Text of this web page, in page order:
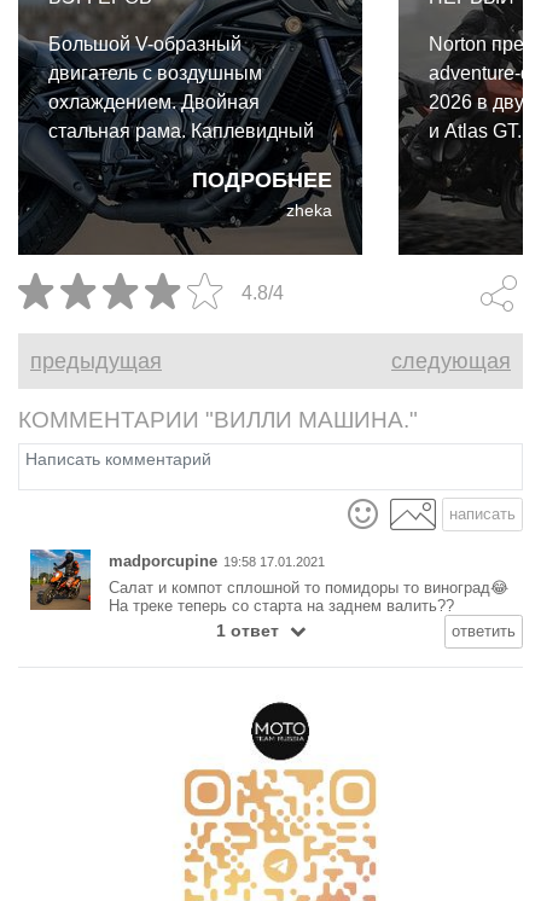
ПОДРОБНЕЕ
Большой V-образный
двигатель с воздушным
охлаждением. Двойная
стальная рама. Каплевидный
бензобак. Штанги толкателей.
Оребрение цилиндров.
Платформы для ног. И,
конечно, мощная
аудиосистема. Таков
традиционный портрет
классического бэггера. Именно
таким Honda Rebel 1100T 2026
не является ни на йоту.
zheka
Norton
adventure-
2026 в двух
и Atlas GT.
одной
важными
4.8/4
предыдущая следующая
КОММЕНТАРИИ "ВИЛЛИ МАШИНА."
написать
madporcupine 19:58 17.01.2021
Салат и компот сплошной то помидоры то виноград😂
На треке теперь со старта на заднем валить??
1 ответ
ответить